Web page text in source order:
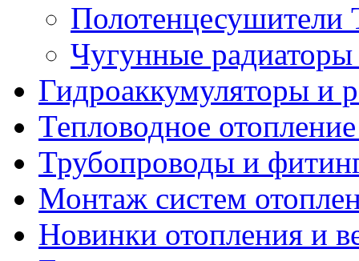
Чугунные
Гидроаккумуляторы и
Тепловодное
Трубопроводы и
Монтаж систем
Новинки отопления и